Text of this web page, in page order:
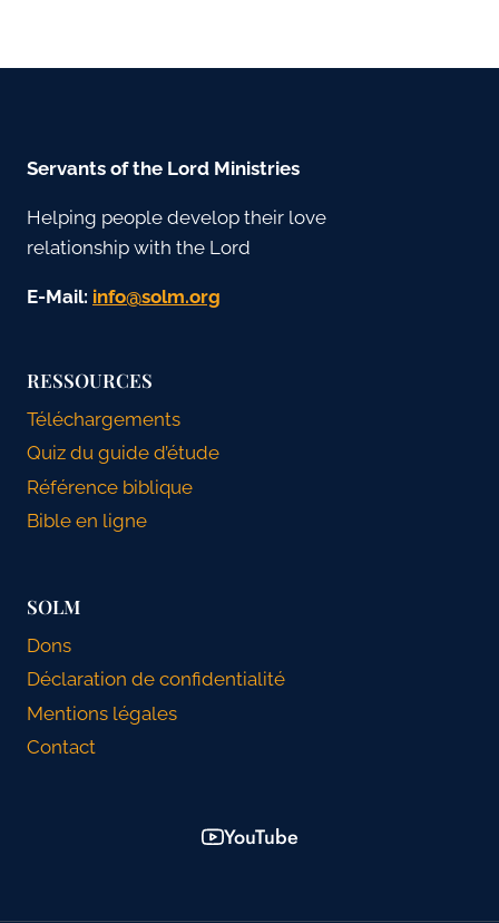
Servants of the Lord Ministries
Helping people develop their love
relationship with the Lord
E-Mail: gro.mlos@ofni
RESSOURCES
Téléchargements
Quiz du guide d’étude
Référence biblique
Bible en ligne
SOLM
Dons
Déclaration de confidentialité
Mentions légales
Contact
YouTube